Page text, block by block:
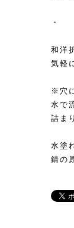
・
和洋
気軽
※穴
水で
詰ま
水塗
錆の